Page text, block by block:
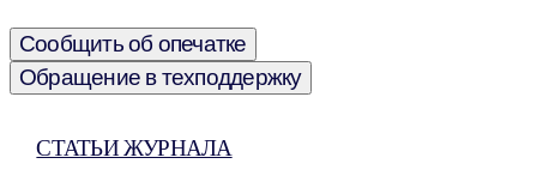
Сообщить об опечатке
Обращение в техподдержку
СТАТЬИ ЖУРНАЛА